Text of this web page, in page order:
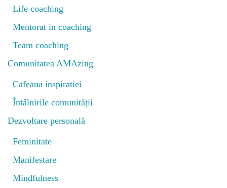
Life coaching
Mentorat in coaching
Team coaching
Comunitatea AMAzing
Cafeaua inspiratiei
Întâlnirile comunității
Dezvoltare personală
Feminitate
Manifestare
Mindfulness